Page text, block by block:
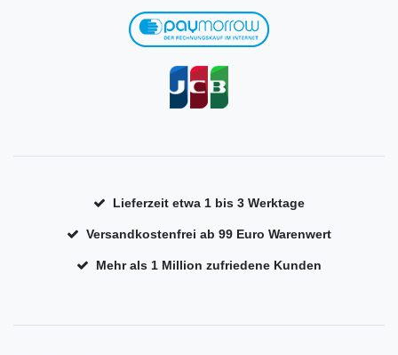
Lieferzeit etwa 1 bis 3 Werktage
Versandkostenfrei ab 99 Euro Warenwert
Mehr als 1 Million zufriedene Kunden